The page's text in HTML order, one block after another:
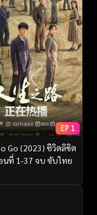
EP 1
Go (2023) ชีวิตลิขิต
ที่ 1-37 จบ ซับไทย